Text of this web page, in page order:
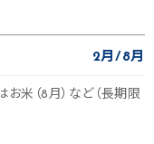
2月 8月
米（8月）など（長期限